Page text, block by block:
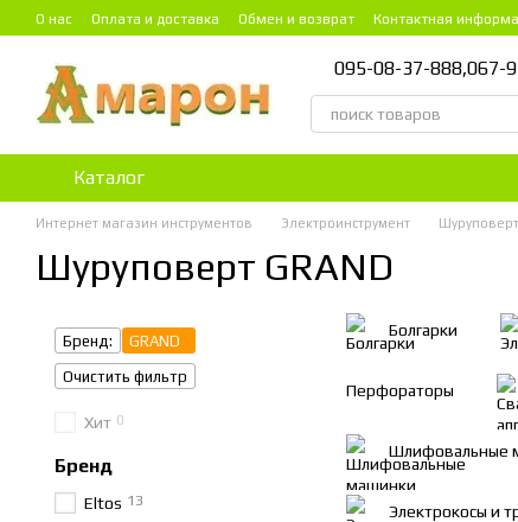
Перейти к основному контенту
О нас Оплата и доставка Обмен и возврат Контактная
095-08-37-888,067-
Каталог
Интернет магазин инструментов Электроинструмент
Шуруповерт GRAND
Болгарки
Перфораторы
Шлифовальные
Электрокосы и
Бренд:
GRAND
Очистить фильтр
Хит 0
Бренд
Eltos 13